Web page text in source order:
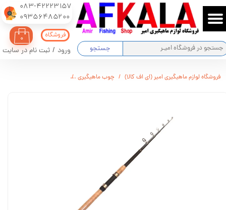
083-42223157
​​​​​​​09356485200
جستجو
۰
ورود / ثبت نام در سایت
حساب کاربری من
تغییر گذر واژه
فروشگاه
فروشگاه لوازم ماهیگیری امیر (ای اف کالا) چوب ماهیگیری